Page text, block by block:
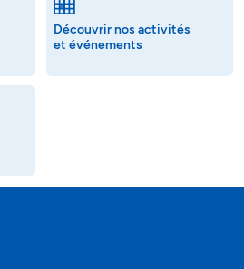
Découvrir nos activités
et événements